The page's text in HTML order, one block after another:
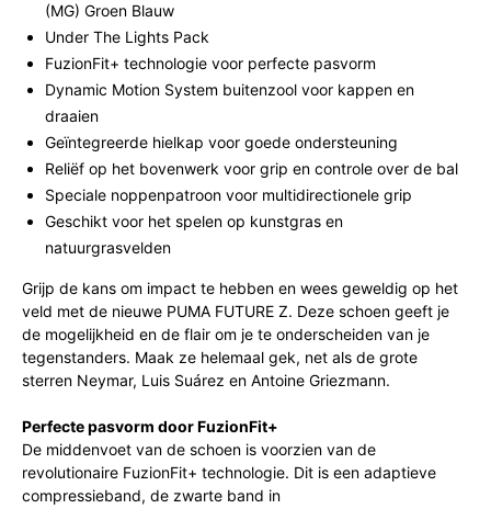
(MG) Groen Blauw
Under The Lights Pack
FuzionFit+ technologie voor perfecte pasvorm
Dynamic Motion System buitenzool voor kappen en
draaien
Geïntegreerde hielkap voor goede ondersteuning
Reliëf op het bovenwerk voor grip en controle over de bal
Speciale noppenpatroon voor multidirectionele grip
Geschikt voor het spelen op kunstgras en
natuurgrasvelden
Grijp de kans om impact te hebben en wees geweldig op het
veld met de nieuwe PUMA FUTURE Z. Deze schoen geeft je
de mogelijkheid en de flair om je te onderscheiden van je
tegenstanders. Maak ze helemaal gek, net als de grote
sterren Neymar, Luis Suárez en Antoine Griezmann.
Perfecte pasvorm door FuzionFit+
De middenvoet van de schoen is voorzien van de
revolutionaire FuzionFit+ technologie. Dit is een adaptieve
compressieband, de zwarte band in